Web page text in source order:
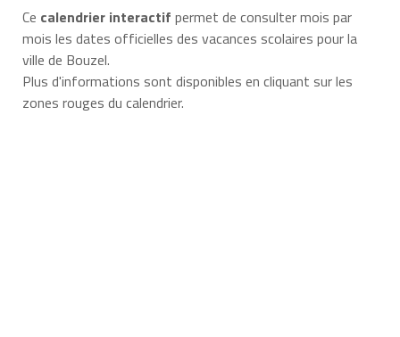
Ce calendrier interactif permet de consulter mois par
mois les dates officielles des vacances scolaires pour la
ville de Bouzel.
Plus d'informations sont disponibles en cliquant sur les
zones rouges du calendrier.